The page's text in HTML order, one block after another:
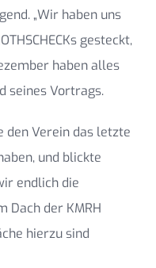
„Wir haben uns
gesteckt,
haben alles
seines Vortrags.
den Verein das letzte
und blickte
endlich die
Dach der KMRH
hierzu sind